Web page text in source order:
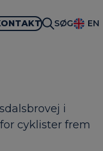
SØG EN
i
cyklister frem